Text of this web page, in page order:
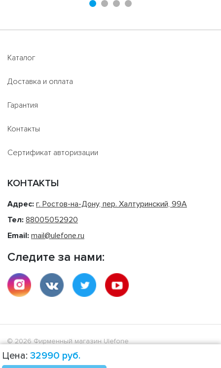
Цена: 32990 руб.
Каталог
Доставка и оплата
Гарантия
Контакты
Сертификат авторизации
КОНТАКТЫ
Адрес: г. Ростов-на-Дону, пер. Халтуринский, 99А
Тел: 88005052920
Email: mail@ulefone.ru
Следите за нами:
© 2026 Фирменный магазин Ulefone